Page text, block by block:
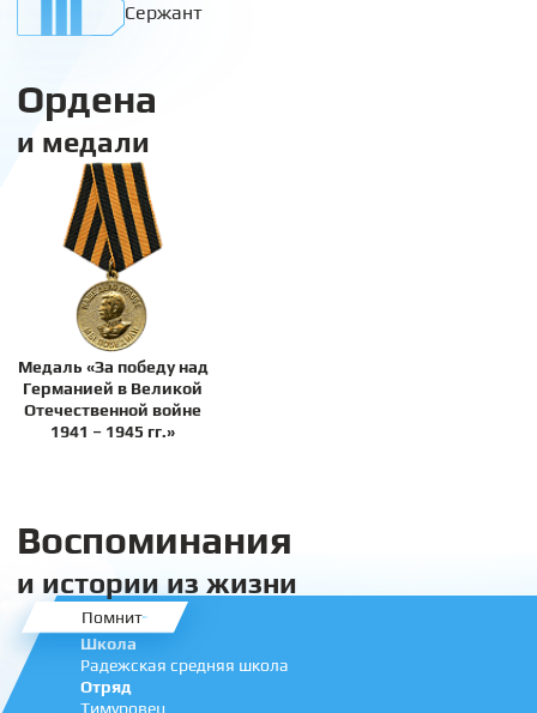
Сержант
Ордена
и медали
Медаль «За победу над
Германией в Великой
Отечественной войне
1941 – 1945 гг.»
Воспоминания
и истории из жизни
Помнит
Школа
Радежская средняя школа
Отряд
Тимуровец